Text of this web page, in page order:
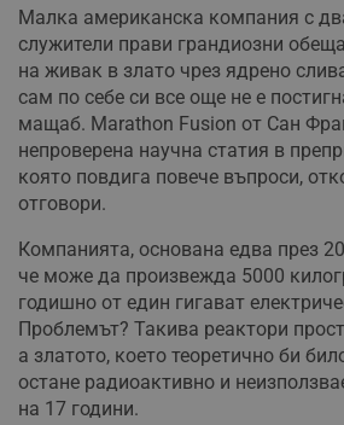
Малка американска компания с
служители прави грандиозни
на живак в злато чрез ядрено
сам по себе си все още не е
мащаб. Marathon Fusion от Сан
непроверена научна статия в
която повдига повече въпроси,
отговори.
Компанията, основана едва през
че може да произвежда 5000
годишно от един гигават
Проблемът? Такива реактори
а златото, което теоретично би
остане радиоактивно и
на 17 години.